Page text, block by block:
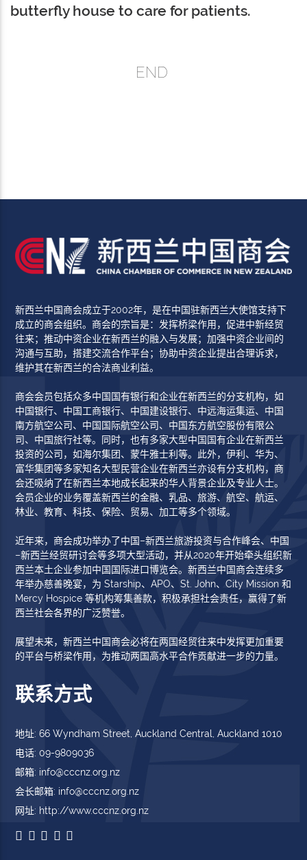
butterfly house to care for patients.
END
新西兰中国商会成立于2002年，是在中国驻新西兰大使馆支持下
成立的商会组织。商会的宗旨是：发挥桥梁作用，促进中新经贸
往来；推动中资企业在新西兰的融入与发展；加强中资企业间的
沟通与互助，搭建交流合作平台；协助中资企业提出合理诉求，
维护其在新西兰的合法商业利益。
商会会员包括众多中国国有银行和企业在新西兰的分支机构，如
中国银行、中国工商银行、中国建设银行、中远海运集运、中国
南方航空公司、中国国际航空公司、中国东方航空股份有限公
司、中国旅行社等。同时，也有多家大型中国国有企业在新西兰
投资的公司，如海尔集团、蒙牛雅士利等。此外，伊利、华为、
富华集团等多家知名大型民营企业在新西兰亦设有分支机构，商
会还吸纳了在新西兰本地成长起来的华人背景企业及专业人士。
会员企业的业务覆盖新西兰的金融、乳品、旅游、航空、航运、
林业、教育、科技、保险、贸易、加工等多个领域。
近年来，商会成功举办了中国–新西兰旅游投资与合作峰会、中国
–新西兰经贸研讨会等多项大型活动，并从2020年开始牵头组织新
西兰本土企业参加中国国际进口博览会。新西兰中国商会连续多
年举办慈善晚宴，为 Starship、APO、St. John、City Mission 和
Mercy Hospice 等机构筹集善款，积极承担社会责任，赢得了新
西兰社会各界的广泛赞誉。
展望未来，新西兰中国商会必将在两国经贸往来中发挥更加重要
的平台与桥梁作用，为推动两国高水平合作贡献进一步的力量。
联系方式
地址: 66 Wyndham Street, Auckland Central, Auckland 1010
电话: 09-9809036
邮箱: info@cccnz.org.nz
会长邮箱: info@cccnz.org.nz
网址: http://www.cccnz.org.nz